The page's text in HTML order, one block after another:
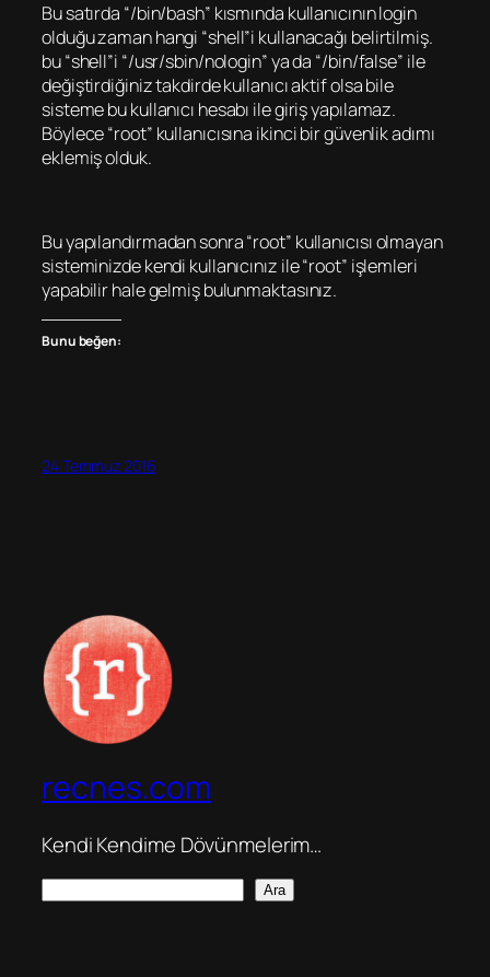
Bu satırda “/bin/bash” kısmında kullanıcının login
olduğu zaman hangi “shell”i kullanacağı belirtilmiş.
bu “shell”i “/usr/sbin/nologin” ya da “/bin/false” ile
değiştirdiğiniz takdirde kullanıcı aktif olsa bile
sisteme bu kullanıcı hesabı ile giriş yapılamaz.
Böylece “root” kullanıcısına ikinci bir güvenlik adımı
eklemiş olduk.
Bu yapılandırmadan sonra “root” kullanıcısı olmayan
sisteminizde kendi kullanıcınız ile “root” işlemleri
yapabilir hale gelmiş bulunmaktasınız.
Bunu beğen:
24 Temmuz 2016
recnes.com
Kendi Kendime Dövünmelerim…
Ara